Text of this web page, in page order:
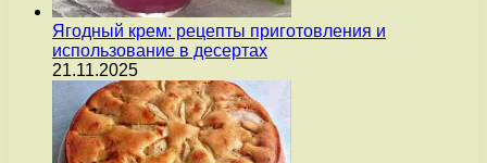
Ягодный крем: рецепты приготовления и
использование в десертах
21.11.2025